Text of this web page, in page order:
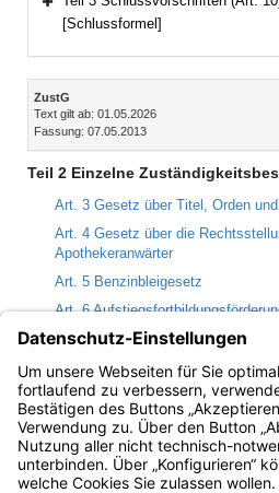
Bereich erweitern
[Schlussformel]
Inhalt
ZustG
Text gilt ab: 01.05.2026
Fassung: 07.05.2013
Teil 2 Einzelne
Art. 3 Gesetz über Titel, Orden
Art. 4 Gesetz über die
Apothekeranwärter
Art. 5 Benzinbleigesetz
Art. 6
Art. 7 Altenpflegegesetz,
Art. 8 Bundeskleingartengesetz
Art. 9 Kulturgutschutzgesetz
Bayern.de